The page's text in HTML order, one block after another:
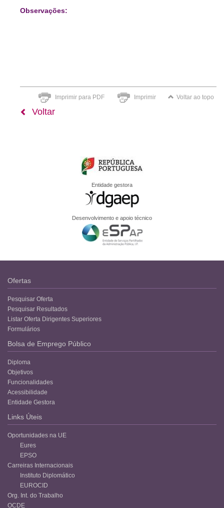
Observações:
Imprimir para PDF Imprimir Voltar ao topo
Voltar
Entidade gestora
Desenvolvimento e apoio técnico
Ofertas
Pesquisar Oferta
Pesquisar Resultados
Listar Oferta Dirigentes Superiores
Formulários
Bolsa de Emprego Público
Diploma
Objetivos
Funcionalidades
Acessibilidade
Entidade Gestora
Links Úteis
Oportunidades na UE
Eures
EPSO
Carreiras Internacionais
Instituto Diplomático
EUROCID
Org. Int. do Trabalho
OCDE